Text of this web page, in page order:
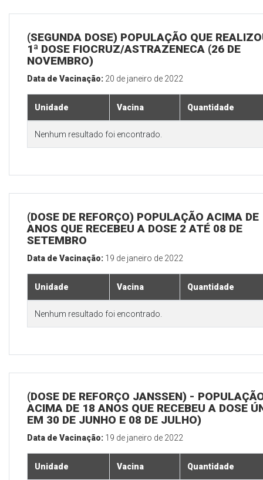
(SEGUNDA DOSE) POPULAÇÃO QUE
1ª DOSE FIOCRUZ/ASTRAZENECA (26 DE
NOVEMBRO)
Data de Vacinação: 20 de janeiro de 2022
Unidade Vacina Quantidade
Nenhum resultado foi encontrado.
(DOSE DE REFORÇO) POPULAÇÃO ACIMA DE
ANOS QUE RECEBEU A DOSE 2 ATÉ 08 DE
SETEMBRO
Data de Vacinação: 19 de janeiro de 2022
Unidade Vacina Quantidade
Nenhum resultado foi encontrado.
(DOSE DE REFORÇO JANSSEN) -
ACIMA DE 18 ANOS QUE RECEBEU A DOSE
EM 30 DE JUNHO E 08 DE JULHO)
Data de Vacinação: 19 de janeiro de 2022
Unidade Vacina Quantidade